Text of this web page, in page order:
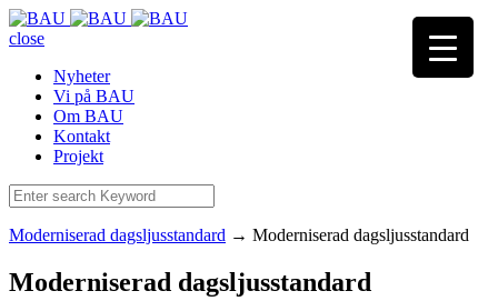
close
Nyheter
Vi på BAU
Om BAU
Kontakt
Projekt
Moderniserad dagsljusstandard → Moderniserad dagsljusstandard
Moderniserad dagsljusstandard